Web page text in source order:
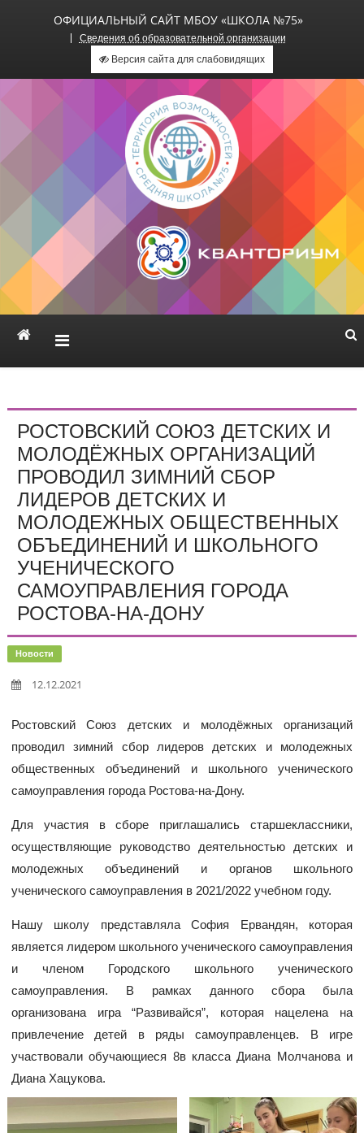
ОФИЦИАЛЬНЫЙ САЙТ МБОУ «ШКОЛА №75»
Сведения об образовательной организации
Версия сайта для слабовидящих
Официальный сайт МБОУ
«Школа №75»
РОСТОВСКИЙ СОЮЗ ДЕТСКИХ И
МОЛОДЁЖНЫХ ОРГАНИЗАЦИЙ
ПРОВОДИЛ ЗИМНИЙ СБОР
ЛИДЕРОВ ДЕТСКИХ И
МОЛОДЕЖНЫХ ОБЩЕСТВЕННЫХ
ОБЪЕДИНЕНИЙ И ШКОЛЬНОГО
УЧЕНИЧЕСКОГО
САМОУПРАВЛЕНИЯ ГОРОДА
РОСТОВА-НА-ДОНУ
Новости
12.12.2021
Ростовский Союз детских и молодёжных организаций
проводил зимний сбор лидеров детских и молодежных
общественных объединений и школьного ученического
самоуправления города Ростова-на-Дону.
Для участия в сборе приглашались старшеклассники,
осуществляющие руководство деятельностью детских и
молодежных объединений и органов школьного
ученического самоуправления в 2021/2022 учебном году.
Нашу школу представляла София Ервандян, которая
является лидером школьного ученического самоуправления
и членом Городского школьного ученического
самоуправления. В рамках данного сбора была
организована игра “Развивайся”, которая нацелена на
привлечение детей в ряды самоуправленцев. В игре
участвовали обучающиеся 8в класса Диана Молчанова и
Диана Хацукова.